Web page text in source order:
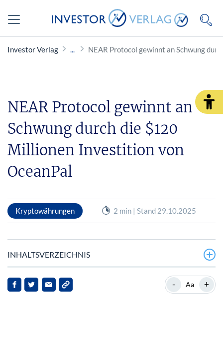
Investor Verlag NEAR Protocol gewinnt an Schwung
NEAR Protocol gewinnt an
Schwung durch die $120
Millionen Investition von
OceanPal
Kryptowährungen 2 min | Stand 29.10.2025
INHALTSVERZEICHNIS
NEAR Protocol stabilisiert sich im Zuge strategischer
Entwicklungen
- Aa +